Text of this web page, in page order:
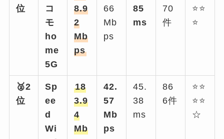
位
コ
モ
ho
me
5G
8.9
2
Mb
ps
66
Mb
ps
85
ms
70
件
⭐⭐
⭐
🥈2
位
Sp
ee
d
Wi
18
3.9
4
Mb
42.
57
Mb
ps
45.
38
ms
86
6件
⭐⭐
⭐⭐
☆